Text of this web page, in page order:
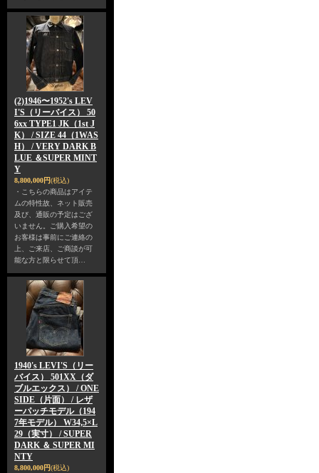
(2)1946〜1952's LEV
I'S（リーバイス） 50
6xx TYPE1 JK（1st J
K） / SIZE 44（1WAS
H） / VERY DARK B
LUE ＆SUPER MINT
Y
8,800,000円(税込)
・こちらの商品はアイテ
ムの特性故、ネット販売
及び、通販の予定はござ
いません。ご購入希望の
お客様は事前にご連絡の
上、ご来店、ご商談が可
能な方と限らせて頂…
1940's LEVI'S（リー
バイス） 501XX（ダ
ブルエックス） / ONE
SIDE（片面） / レザ
ーパッチモデル（194
7年モデル） W34,5×L
29（実寸） / SUPER
DARK ＆ SUPER MI
NTY
8,800,000円(税込)